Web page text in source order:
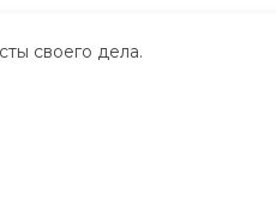
своего дела.